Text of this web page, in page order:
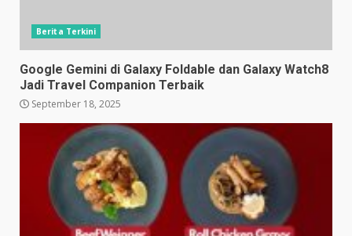
Berita Terkini
Google Gemini di Galaxy Foldable dan Galaxy Watch8
Jadi Travel Companion Terbaik
September 18, 2025